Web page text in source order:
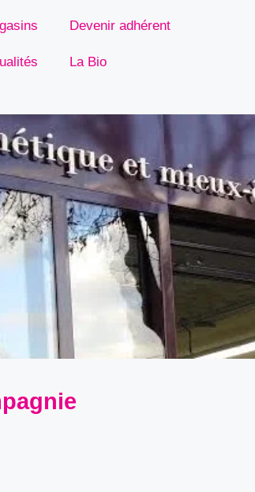
Devenir adhérent
La Bio